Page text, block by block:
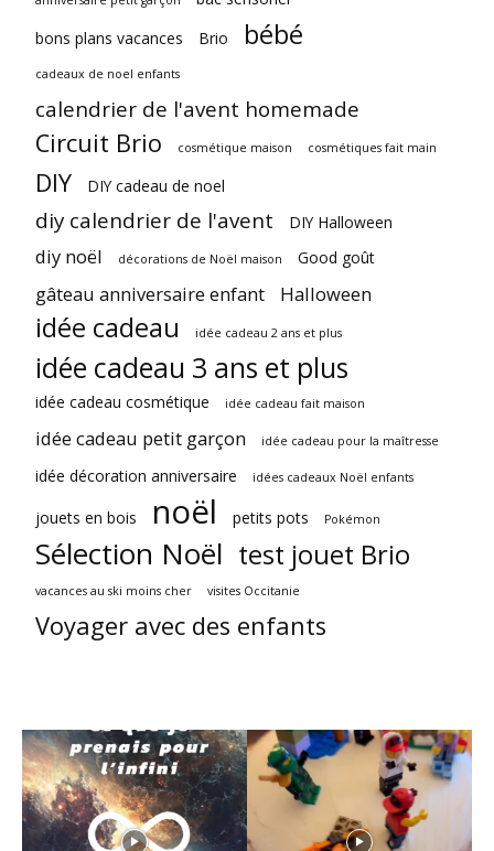
bons plans vacances
Brio bébé
cadeaux de noel enfants
calendrier de l'avent homemade
Circuit Brio cosmétique maison cosmétiques fait main
DIY DIY cadeau de noel
diy calendrier de l'avent DIY Halloween
diy noël décorations de Noël maison Good goût
gâteau anniversaire enfant Halloween
idée cadeau idée cadeau 2 ans et plus
idée cadeau 3 ans et plus
idée cadeau cosmétique idée cadeau fait maison
idée cadeau petit garçon idée cadeau pour la maîtresse
idée décoration anniversaire idées cadeaux Noël enfants
jouets en bois noël petits pots Pokémon
Sélection Noël test jouet Brio
vacances au ski moins cher visites Occitanie
Voyager avec des enfants